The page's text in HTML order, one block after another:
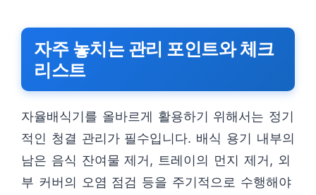
자주 놓치는 관리 포인트와 체크
리스트
자율배식기를 올바르게 활용하기 위해서는 정기
적인 청결 관리가 필수입니다. 배식 용기 내부의
남은 음식 잔여물 제거, 트레이의 먼지 제거, 외
부 커버의 오염 점검 등을 주기적으로 수행해야